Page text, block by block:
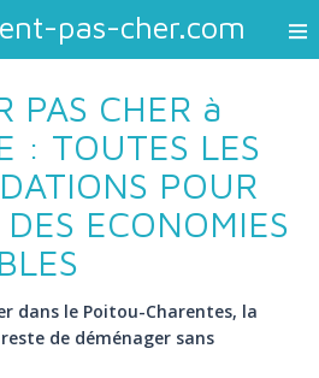
pas-cher.com
PAS CHER à
: TOUTES LES
POUR
ECONOMIES
dans le Poitou-Charentes, la
de déménager sans